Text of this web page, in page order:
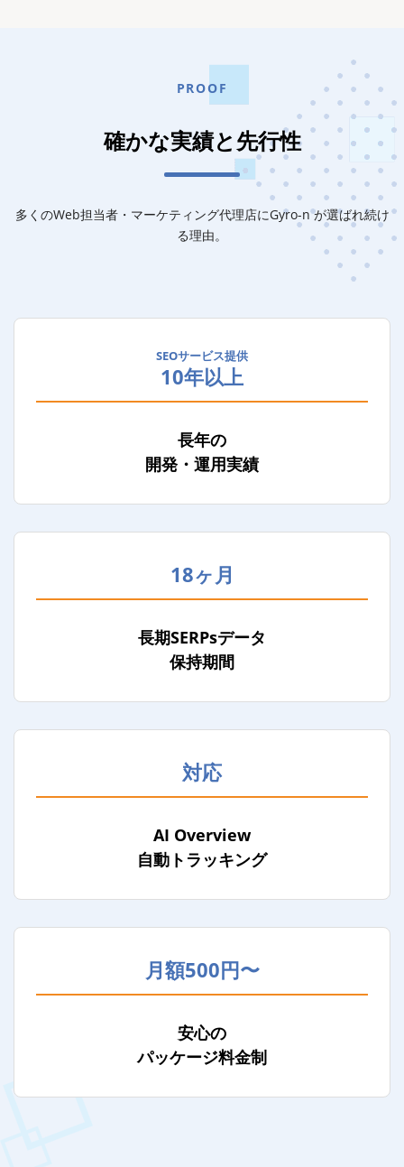
PROOF
確かな実績と先行性
多くのWeb担当者・マーケティング代理店にGyro-n が選ばれ続け
る理由。
SEOサービス提供
10年以上
長年の
開発・運用実績
18ヶ月
長期SERPsデータ
保持期間
対応
AI Overview
自動トラッキング
月額500円〜
安心の
パッケージ料金制